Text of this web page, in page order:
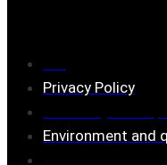
Privacy Policy
Environment and